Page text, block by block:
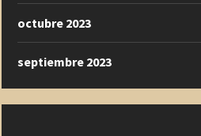
octubre 2023
septiembre 2023